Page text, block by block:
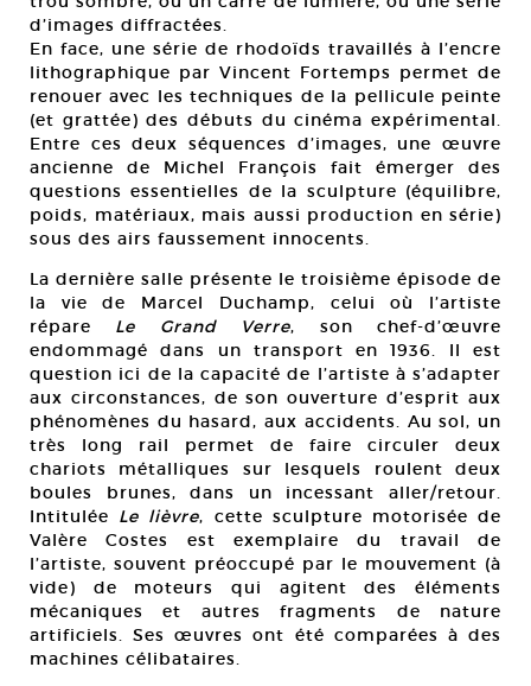
d’images diffractées.
En face, une série de rhodoïds travaillés à l’encre
lithographique par Vincent Fortemps permet de
renouer avec les techniques de la pellicule peinte
(et grattée) des débuts du cinéma expérimental.
Entre ces deux séquences d’images, une œuvre
ancienne de Michel François fait émerger des
questions essentielles de la sculpture (équilibre,
poids, matériaux, mais aussi production en série)
sous des airs faussement innocents.
La dernière salle présente le troisième épisode de
la vie de Marcel Duchamp, celui où l’artiste
répare Le Grand Verre, son chef-d’œuvre
endommagé dans un transport en 1936. Il est
question ici de la capacité de l’artiste à s’adapter
aux circonstances, de son ouverture d’esprit aux
phénomènes du hasard, aux accidents. Au sol, un
très long rail permet de faire circuler deux
chariots métalliques sur lesquels roulent deux
boules brunes, dans un incessant aller/retour.
Intitulée Le lièvre, cette sculpture motorisée de
Valère Costes est exemplaire du travail de
l’artiste, souvent préoccupé par le mouvement (à
vide) de moteurs qui agitent des éléments
mécaniques et autres fragments de nature
artificiels. Ses œuvres ont été comparées à des
machines célibataires.